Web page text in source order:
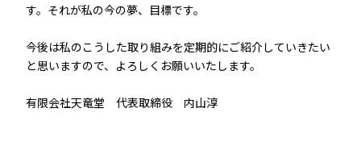
す。それが私の今の夢、目標です。
今後は私のこうした取り組みを定期的にご紹介していきたい
と思いますので、よろしくお願いいたします。
有限会社天竜堂 代表取締役 内山淳